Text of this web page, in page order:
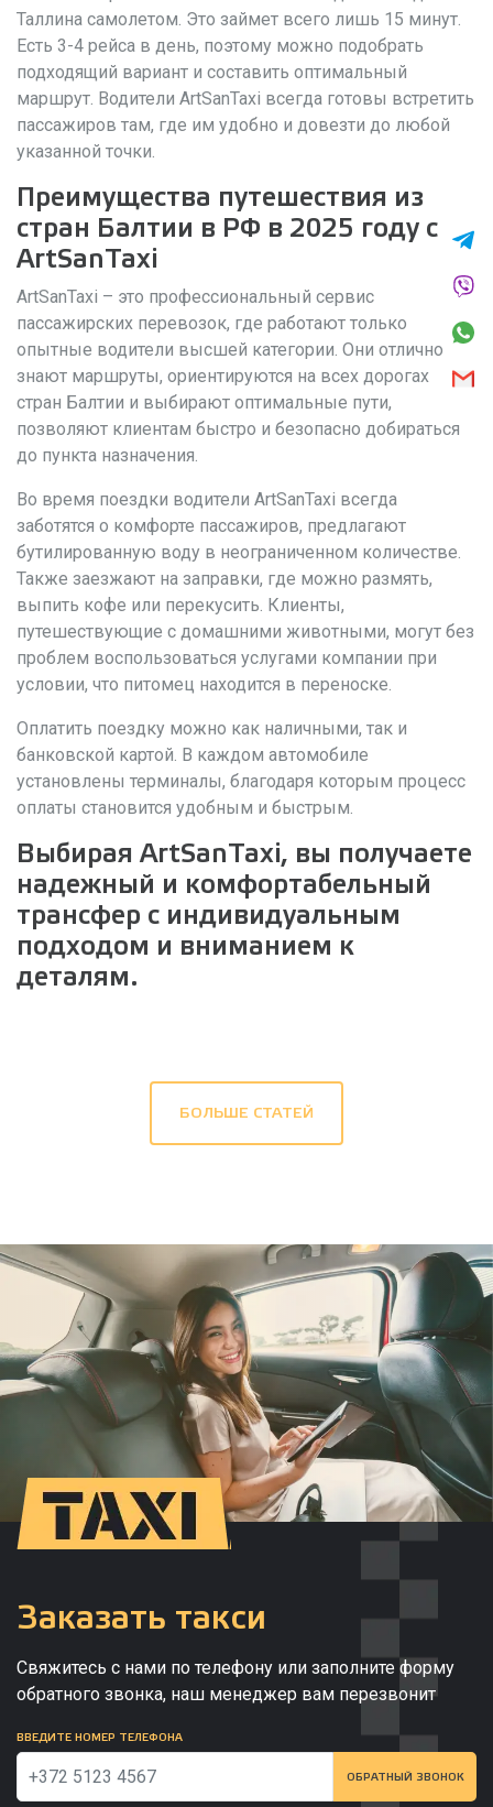
Таллина самолетом. Это займет всего лишь 15 минут.
Есть 3-4 рейса в день, поэтому можно подобрать
подходящий вариант и составить оптимальный
маршрут. Водители ArtSanTaxi всегда готовы встретить
пассажиров там, где им удобно и довезти до любой
указанной точки.
Преимущества путешествия из
стран Балтии в РФ в 2025 году с
ArtSanTaxi
ArtSanTaxi – это профессиональный сервис
пассажирских перевозок, где работают только
опытные водители высшей категории. Они отлично
знают маршруты, ориентируются на всех дорогах
стран Балтии и выбирают оптимальные пути,
позволяют клиентам быстро и безопасно добираться
до пункта назначения.
Во время поездки водители ArtSanTaxi всегда
заботятся о комфорте пассажиров, предлагают
бутилированную воду в неограниченном количестве.
Также заезжают на заправки, где можно размять,
выпить кофе или перекусить. Клиенты,
путешествующие с домашними животными, могут без
проблем воспользоваться услугами компании при
условии, что питомец находится в переноске.
Оплатить поездку можно как наличными, так и
банковской картой. В каждом автомобиле
установлены терминалы, благодаря которым процесс
оплаты становится удобным и быстрым.
Выбирая ArtSanTaxi, вы получаете
надежный и комфортабельный
трансфер с индивидуальным
подходом и вниманием к
деталям.
БОЛЬШЕ СТАТЕЙ
Заказать такси
Свяжитесь с нами по телефону или заполните форму
обратного звонка, наш менеджер вам перезвонит
ВВЕДИТЕ НОМЕР ТЕЛЕФОНА
ОБРАТНЫЙ ЗВОНОК